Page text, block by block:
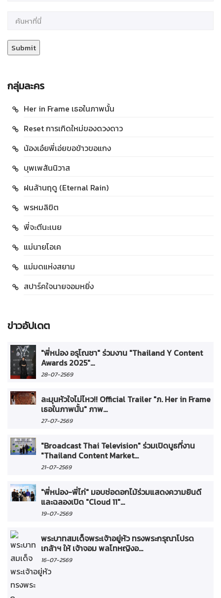
กลุ่มละคร
Her in Frame เธอในภาพนั้น
Reset การเกิดใหม่ของดวงดาว
น้องเอ๋ยพี่เอ่ยขอข้าวขอแกง
บุพเพสันนิวาส
ฝนล้านฤดู (Eternal Rain)
พรหมลิขิต
พี่จะตีนะเนย
แม่นายโอเค
แม่มดแห่งสยาม
สปาร์คใจนายจอมหยิ่ง
ข่าวอัปเดต
"พี่หน่อง อรุโณชา" ร่วมงาน "Thailand Y Content
Awards 2025"...
28-07-2569
ละมุนหัวใจไม่ไหว!! Official Trailer "ภ. Her in Frame
เธอในภาพนั้น" ภาพ...
27-07-2569
"Broadcast Thai Television" ร่วมเปิดบูธที่งาน
"Thailand Content Market...
21-07-2569
"พี่หน่อง-พี่ไก่" มอบช่อดอกไม้ร่วมแสดงความยินดี
และฉลองเปิด "Cloud 11"...
19-07-2569
พระบาทสมเด็จพระเจ้าอยู่หัว ทรงพระกรุณาโปรด
เกล้าฯ ให้ เจ้าจอม พลโทหญิงอ...
16-07-2569